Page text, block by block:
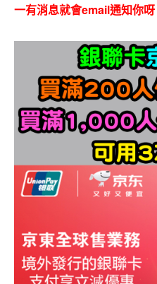
一有消息就會email通知你呀